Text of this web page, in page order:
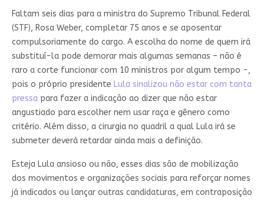
Faltam seis dias para a ministra do Supremo Tribunal Federal
(STF), Rosa Weber, completar 75 anos e se aposentar
compulsoriamente do cargo. A escolha do nome de quem irá
substituí-la pode demorar mais algumas semanas – não é
raro a corte funcionar com 10 ministros por algum tempo -,
pois o próprio presidente Lula sinalizou não estar com tanta
pressapara fazer a indicação ao dizer que não estar
angustiado para escolher nem usar raça e gênero como
critério. Além disso, a cirurgia no quadril a qual Lula irá se
submeter deverá retardar ainda mais a definição.
Esteja Lula ansioso ou não, esses dias são de mobilização
dos movimentos e organizações sociais para reforçar nomes
já indicados ou lançar outras candidaturas, em contraposição